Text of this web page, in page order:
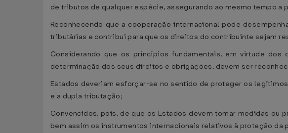
de tributos de qualquer espécie, assegurando ao mesmo tempo
Reconhecendo que a cooperação internacional pode
tributárias e contribui para que os direitos do contribuinte sejam
Considerando que os princípios fundamentais, em virtude
determinação dos seus direitos e obrigações, devem ser
Estados deveriam esforçar-se no sentido de proteger os
e a dupla tributação;
Convencidos, pois, de que os Estados devem tomar medidas
bem assim os instrumentos internacionais relativos à proteção da